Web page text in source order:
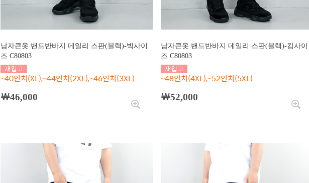
남자큰옷 밴드반바지 데일리 스판(블랙)-빅사이
즈 C80803
~40인치(XL),~44인치(2XL),~46인치(3XL)
￦46,000
남자큰옷 밴드반바지 데일리 스판(블랙)-킹사이
즈 C80803
~48인치(4XL),~52인치(5XL)
￦52,000